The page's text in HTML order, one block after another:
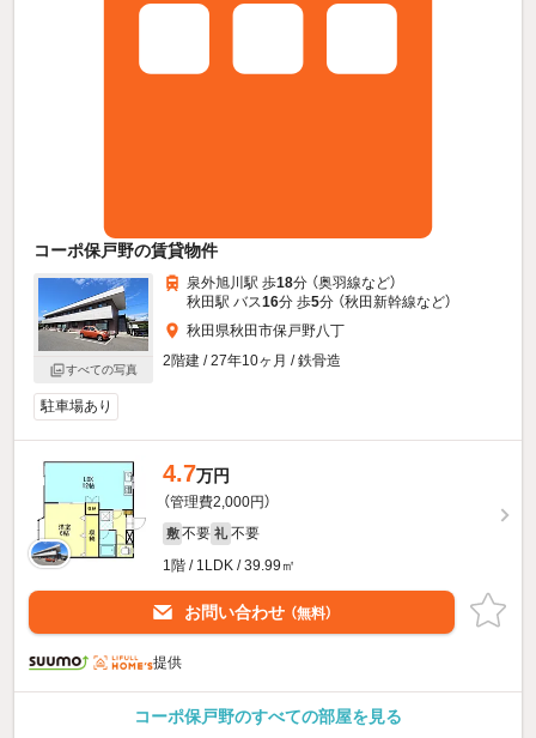
コーポ保戸野の賃貸物件
すべての写真
泉外旭川駅 歩18分 （奥羽線など）
秋田駅 バス16分 歩5分 （秋田新幹線など）
秋田県秋田市保戸野八丁
2階建 / 27年10ヶ月 / 鉄骨造
駐車場あり
4.7万円
（管理費2,000円）
敷 不要 礼 不要
1階 / 1LDK / 39.99㎡
お問い合わせ （無料）
提供
コーポ保戸野のすべての部屋を見る